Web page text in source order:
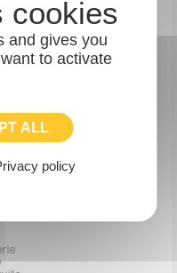
and gives you
to activate
ALL
policy